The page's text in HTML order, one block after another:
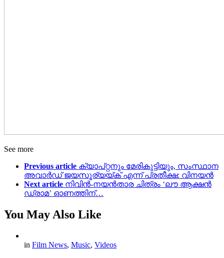
See more
Previous article ക്യാപ്റ്റനും മേരികുട്ടിയും, സംസ്ഥാന
അവാർഡ് ജയസൂര്യയ്ക് എന്ന് പ്രതീക്ഷ: വിനയൻ
Next article നിവിൻ-നയൻതാര ചിത്രം ‘ലൗ ആക്ഷൻ
ഡ്രാമ’ ഓണത്തിന്…
You May Also Like
in Film News, Music, Videos